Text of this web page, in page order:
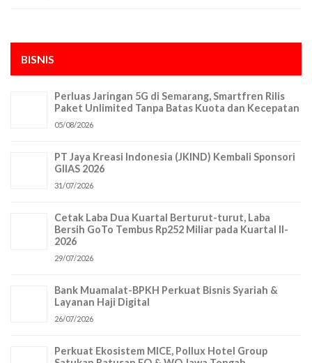
BISNIS
Perluas Jaringan 5G di Semarang, Smartfren Rilis
Paket Unlimited Tanpa Batas Kuota dan Kecepatan
05/08/2026
PT Jaya Kreasi Indonesia (JKIND) Kembali Sponsori
GIIAS 2026
31/07/2026
Cetak Laba Dua Kuartal Berturut-turut, Laba Bersih
GoTo Tembus Rp252 Miliar pada Kuartal II-2026
Bank Muamalat-BPKH Perkuat Bisnis Syariah &
Layanan Haji Digital
Perkuat Ekosistem MICE, Pollux Hotel Group
Satukan Ratusan EO & WO Jawa Tengah